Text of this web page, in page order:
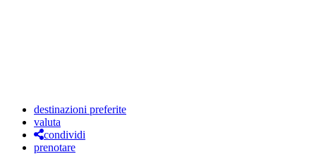
destinazioni preferite
valuta
condividi
prenotare